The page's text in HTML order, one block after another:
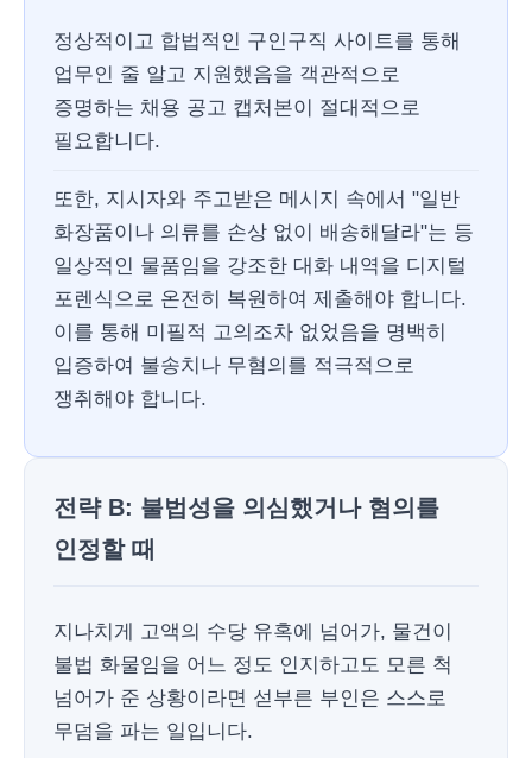
정상적이고 합법적인 구인구직 사이트를 통해
업무인 줄 알고 지원했음을 객관적으로
증명하는 채용 공고 캡처본이 절대적으로
필요합니다.
또한, 지시자와 주고받은 메시지 속에서 "일반
화장품이나 의류를 손상 없이 배송해달라"는 등
일상적인 물품임을 강조한 대화 내역을 디지털
포렌식으로 온전히 복원하여 제출해야 합니다.
이를 통해 미필적 고의조차 없었음을 명백히
입증하여 불송치나 무혐의를 적극적으로
쟁취해야 합니다.
전략 B: 불법성을 의심했거나 혐의를
인정할 때
지나치게 고액의 수당 유혹에 넘어가, 물건이
불법 화물임을 어느 정도 인지하고도 모른 척
넘어가 준 상황이라면 섣부른 부인은 스스로
무덤을 파는 일입니다.